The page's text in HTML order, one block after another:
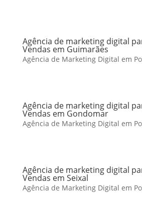
Agência de marketing digital
Vendas em Guimarães
Agência de Marketing Digital em
Agência de marketing digital
Vendas em Gondomar
Agência de Marketing Digital em
Agência de marketing digital
Vendas em Seixal
Agência de Marketing Digital em